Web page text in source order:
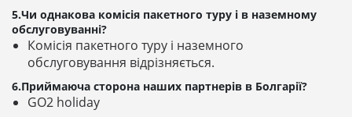
5.Чи однакова комісія пакетного туру і в наземному
обслуговуванні?
Комісія пакетного туру і наземного
обслуговування відрізняється.
6.Приймаюча сторона наших партнерів в Болгарії?
GO2 holiday